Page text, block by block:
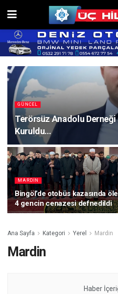
GÜNCEL
Terörsüz Anadolu Derneği
Kuruldu…
MARDIN
Bingöl’de otobüs kazasında
4 gencin cenazesi defnedildi
Ana Sayfa Kategori Yerel Mardin
Mardin
Haber